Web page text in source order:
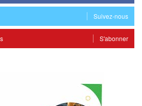
Suivez-nous
S'abonner